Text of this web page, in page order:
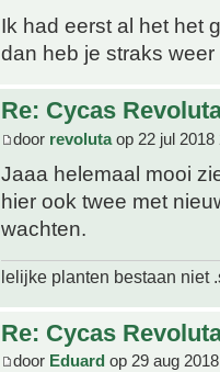
Ik had eerst al het het
dan heb je straks
Re: Cycas
door revolutaop 22 jul 2018
Jaaa helemaal mooi
hier ook twee met
wachten.
lelijke planten bestaan niet
Re: Cycas
door Eduard op 29 aug